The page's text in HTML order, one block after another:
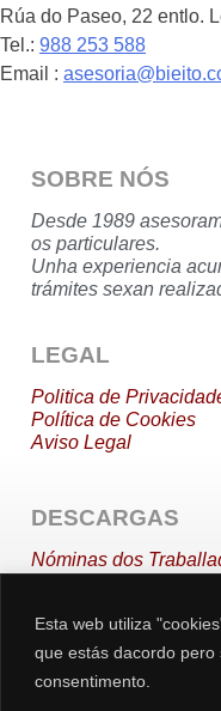
Esta web utiliza
que estás dacordo
consentimento.
Rúa do Paseo, 22 entlo.
Tel.: 988 253 588
Email :
SOBRE NÓS
Desde 1989
os particulares.
Unha experiencia
trámites sexan
LEGAL
Politica de
Política de Cookies
Aviso Legal
DESCARGAS
Nóminas dos
Sentencia Tribunal